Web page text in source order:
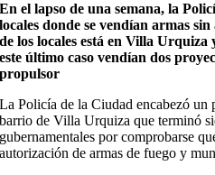
En el lapso de una semana, la
locales donde se vendían armas
de los locales está en Villa
este último caso vendían dos
propulsor
La Policía de la Ciudad encabezó un
barrio de Villa Urquiza que terminó
gubernamentales por comprobarse
autorización de armas de fuego y